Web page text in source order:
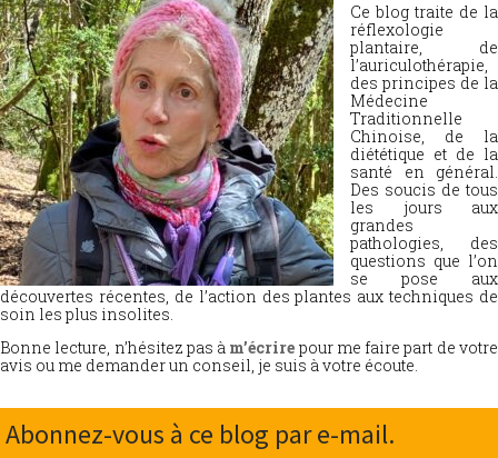
Ce blog traite de la
réflexologie
plantaire, de
l’auriculothérapie,
des principes de la
Médecine
Traditionnelle
Chinoise, de la
diététique et de la
santé en général.
Des soucis de tous
les jours aux
grandes
pathologies, des
questions que l’on
se pose aux
découvertes récentes, de l’action des plantes aux techniques de
soin les plus insolites.
Bonne lecture, n’hésitez pas à m’écrire pour me faire part de votre
avis ou me demander un conseil, je suis à votre écoute.
Abonnez-vous à ce blog par e-mail.